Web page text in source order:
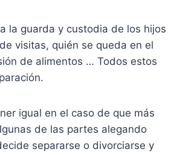
la guarda y custodia de los hijos
visitas, quién se queda en el
de alimentos … Todos estos
igual en el caso de que más
de las partes alegando
separarse o divorciarse y